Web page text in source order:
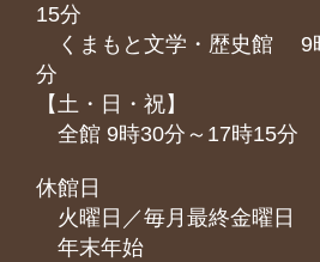
15分
くまもと⽂学・歴史館 9
分
【土・日・祝】
全館 9時30分～17時15分
休館日
火曜日／毎月最終金曜日
年末年始